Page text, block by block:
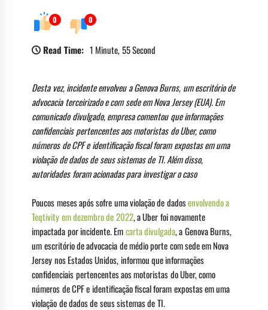
0 0
Read Time: 1 Minute, 55 Second
Desta vez, incidente envolveu a Genova Burns, um escritório de
advocacia terceirizado e com sede em Nova Jersey (EUA). Em
comunicado divulgado, empresa comentou que informações
confidenciais pertencentes aos motoristas do Uber, como
números de CPF e identificação fiscal foram expostas em uma
violação de dados de seus sistemas de TI. Além disso,
autoridades foram acionadas para investigar o caso
Poucos meses após sofre uma violação de dadosenvolvendo a
Teqtivity em dezembro de 2022, a Uber foi novamente
impactada por incidente. Emcarta divulgada, a Genova Burns,
um escritório de advocacia de médio porte com sede em Nova
Jersey nos Estados Unidos, informou que informações
confidenciais pertencentes aos motoristas do Uber, como
números de CPF e identificação fiscal foram expostas em uma
violação de dados de seus sistemas de TI.